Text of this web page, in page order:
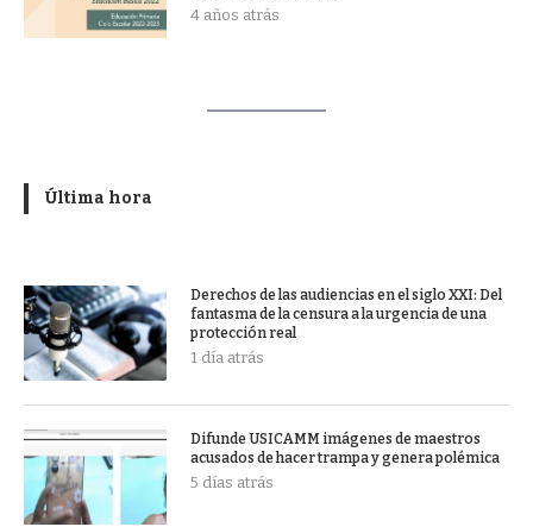
4 años atrás
Última hora
Derechos de las audiencias en el siglo XXI: Del
fantasma de la censura a la urgencia de una
protección real
1 día atrás
Difunde USICAMM imágenes de maestros
acusados de hacer trampa y genera polémica
5 días atrás